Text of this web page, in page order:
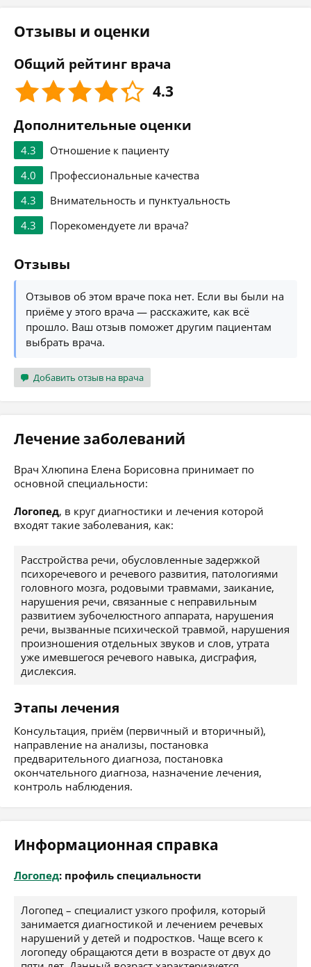
Отзывы и оценки
Общий рейтинг врача
4.3
Дополнительные оценки
4.3
Отношение к пациенту
4.0
Профессиональные качества
4.3
Внимательность и пунктуальность
4.3
Порекомендуете ли врача?
Отзывы
Отзывов об этом враче пока нет. Если вы были на
приёме у этого врача — расскажите, как всё
прошло. Ваш отзыв поможет другим пациентам
выбрать врача.
Добавить отзыв на врача
Лечение заболеваний
Врач Хлюпина Елена Борисовна принимает по
основной специальности:
Логопед, в круг диагностики и лечения которой
входят такие заболевания, как:
Расстройства речи, обусловленные задержкой
психоречевого и речевого развития, патологиями
головного мозга, родовыми травмами, заикание,
нарушения речи, связанные с неправильным
развитием зубочелюстного аппарата, нарушения
речи, вызванные психической травмой, нарушения
произношения отдельных звуков и слов, утрата
уже имевшегося речевого навыка, дисграфия,
дислексия.
Этапы лечения
Консультация, приём (первичный и вторичный),
направление на анализы, постановка
предварительного диагноза, постановка
окончательного диагноза, назначение лечения,
контроль наблюдения.
Информационная справка
Логопед: профиль специальности
Логопед – специалист узкого профиля, который
занимается диагностикой и лечением речевых
нарушений у детей и подростков. Чаще всего к
логопеду обращаются дети в возрасте от двух до